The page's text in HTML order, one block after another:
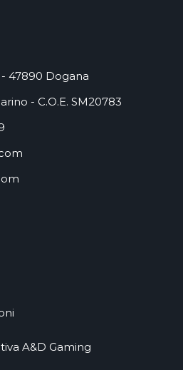
47890 Dogana
- C.O.E. SM20783
A&D Gaming